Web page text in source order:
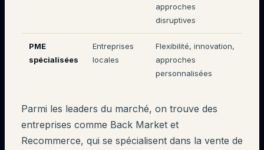
approches
disruptives
PME
spécialisées
Entreprises
locales
Flexibilité, innovation,
approches
personnalisées
Parmi les leaders du marché, on trouve des
entreprises comme Back Market et
Recommerce, qui se spécialisent dans la vente de